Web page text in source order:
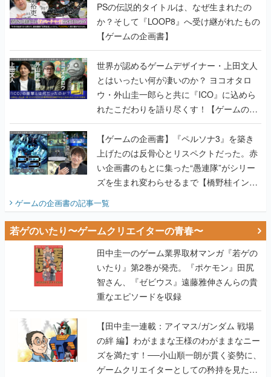
PSの伝説的タイトルは、なぜ生まれたの
か？そして『LOOP8』へ受け継がれたもの
【ゲームの企画書】
世界が認めるゲームデザイナー・上田文人
とはいったい何が凄いのか？ ヨコオタロ
ウ・外山圭一郎らと共に『ICO』に込めら
れたこだわりを語り尽くす！【ゲームの企
画書】
【ゲームの企画書】『ペルソナ3』を築き
上げたのは反骨心とリスペクトだった。赤
い企画書のもとに集った“愚連隊”がシリー
ズを生まれ変わらせるまで【橋野桂インタ
ビュー】
ゲームの企画書の記事一覧
若ゲのいたり〜ゲームクリエイターの青春〜
田中圭一のゲーム業界取材マンガ『若ゲの
いたり』第2巻が発売。『ポケモン』田尻
智さん、『ゼビウス』遠藤雅伸さんらの貴
重なエピソードを収録
【田中圭一連載：アイマス/ガンダム 戦場
の絆 編】わがままな王様のわがままなニー
ズを満たす！──小山順一朗が貫く姿勢に、
ゲームクリエイターとしての矜持を見た